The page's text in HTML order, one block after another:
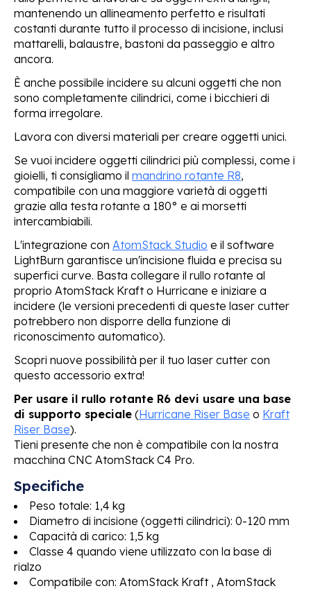
mantenendo un allineamento perfetto e risultati
costanti durante tutto il processo di incisione, inclusi
mattarelli, balaustre, bastoni da passeggio e altro
ancora.
È anche possibile incidere su alcuni oggetti che non
sono completamente cilindrici, come i bicchieri di
forma irregolare.
Lavora con diversi materiali per creare oggetti unici.
Se vuoi incidere oggetti cilindrici più complessi, come i
gioielli, ti consigliamo il mandrino rotante R8,
compatibile con una maggiore varietà di oggetti
grazie alla testa rotante a 180° e ai morsetti
intercambiabili.
L'integrazione con AtomStack Studio e il software
LightBurn garantisce un'incisione fluida e precisa su
superfici curve. Basta collegare il rullo rotante al
proprio AtomStack Kraft o Hurricane e iniziare a
incidere (le versioni precedenti di queste laser cutter
potrebbero non disporre della funzione di
riconoscimento automatico).
Scopri nuove possibilità per il tuo laser cutter con
questo accessorio extra!
Per usare il rullo rotante R6 devi usare una base
di supporto speciale (Hurricane Riser Base o Kraft
Riser Base).
Tieni presente che non è compatibile con la nostra
macchina CNC AtomStack C4 Pro.
Specifiche
Peso totale: 1,4 kg
Diametro di incisione (oggetti cilindrici): 0-120 mm
Capacità di carico: 1,5 kg
Classe 4 quando viene utilizzato con la base di
rialzo
Compatibile con: AtomStack Kraft , AtomStack